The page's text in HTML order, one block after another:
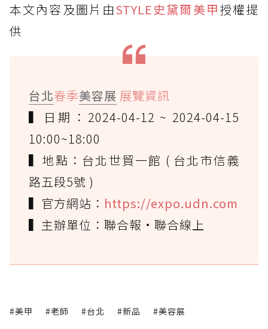
本文內容及圖片由STYLE史黛爾美甲授權提
供
台北春季美容展 展覽資訊
▍日期：2024-04-12 ~ 2024-04-15
10:00~18:00
▍地點：台北世貿一館 ( 台北市信義
路五段5號 )
▍官方網站： https://expo.udn.com
▍主辦單位：聯合報·聯合線上
#美甲 #老師 #台北 #新品 #美容展